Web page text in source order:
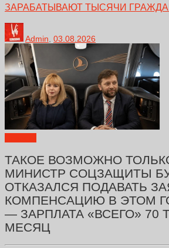
ЗАРАБАТЫВАЮТ ТЫСЯЧИ
Admin 03.08.2026
ТАКОЕ ВОЗМОЖНО
МИНИСТР СОЦЗАЩИТЫ
ОТКАЗАЛСЯ ПОДАВАТЬ
КОМПЕНСАЦИЮ В ЭТОМ
— ЗАРПЛАТА «ВСЕГО» 70
МЕСЯЦ